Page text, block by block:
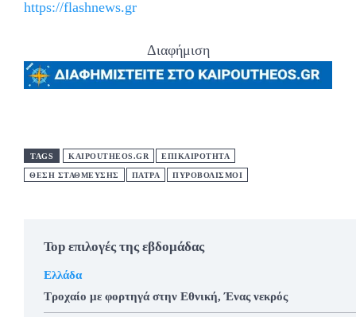
https://flashnews.gr
Διαφήμιση
TAGS KAIPOUTHEOS.GR ΕΠΙΚΑΙΡΟΤΗΤΑ
ΘΕΣΗ ΣΤΑΘΜΕΥΣΗΣ ΠΑΤΡΑ ΠΥΡΟΒΟΛΙΣΜΟΙ
Top επιλογές της εβδομάδας
Ελλάδα
Τροχαίο με φορτηγά στην Εθνική, Ένας νεκρός